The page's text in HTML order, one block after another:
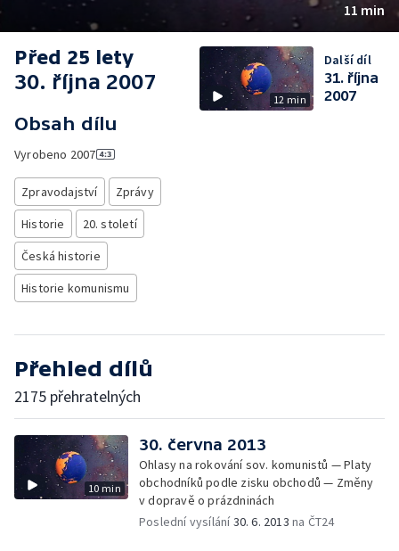
11 min
Před 25 lety
30. října 2007
Obsah dílu
Vyrobeno 2007
Zpravodajství
Zprávy
Historie
20. století
Česká historie
Historie komunismu
12 min
Další díl
31. října
2007
Přehled dílů
2175 přehratelných
10 min
30. června 2013
Ohlasy na rokování sov. komunistů — Platy
obchodníků podle zisku obchodů — Změny
v dopravě o prázdninách
Poslední vysílání30. 6. 2013 na ČT24